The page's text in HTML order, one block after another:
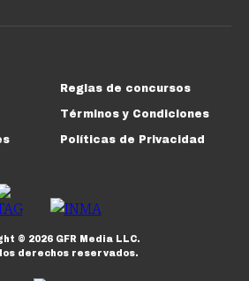
Reglas de concursos
Términos y Condiciones
Políticas de Privacidad
© 2026GFR Media LLC.
derechos reservados.